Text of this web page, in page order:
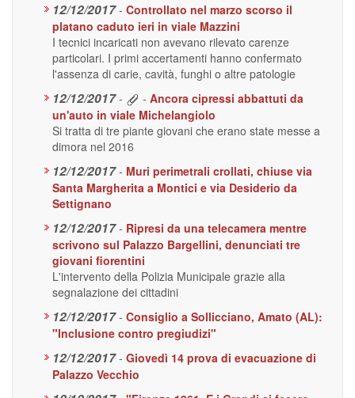
12/12/2017 - Controllato nel marzo scorso il
platano caduto ieri in viale Mazzini
I tecnici incaricati non avevano rilevato carenze
particolari. I primi accertamenti hanno confermato
l'assenza di carie, cavità, funghi o altre patologie
12/12/2017 - - Ancora cipressi abbattuti da
un'auto in viale Michelangiolo
Si tratta di tre piante giovani che erano state messe a
dimora nel 2016
12/12/2017 - Muri perimetrali crollati, chiuse via
Santa Margherita a Montici e via Desiderio da
Settignano
12/12/2017 - Ripresi da una telecamera mentre
scrivono sul Palazzo Bargellini, denunciati tre
giovani fiorentini
L'intervento della Polizia Municipale grazie alla
segnalazione dei cittadini
12/12/2017 - Consiglio a Sollicciano, Amato (AL):
"Inclusione contro pregiudizi"
12/12/2017 - Giovedì 14 prova di evacuazione di
Palazzo Vecchio